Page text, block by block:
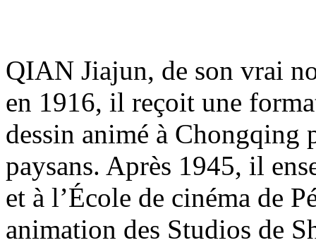
QIAN Jiajun, de son vrai
en 1916, il reçoit une
dessin animé à Chongqing
paysans. Après 1945, il
et à l’École de cinéma de
animation des Studios de